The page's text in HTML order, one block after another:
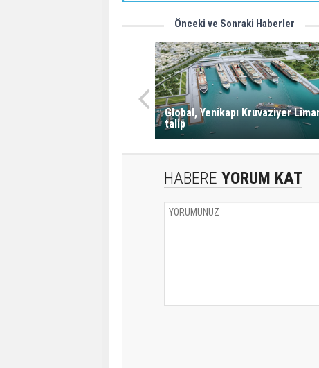
Önceki ve Sonraki Haberler
Global, Yenikapı Kruvaziyer
talip
HABERE YORUM KAT